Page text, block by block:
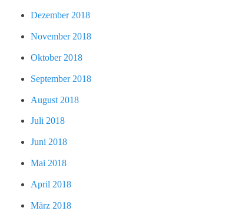
Dezember 2018
November 2018
Oktober 2018
September 2018
August 2018
Juli 2018
Juni 2018
Mai 2018
April 2018
März 2018